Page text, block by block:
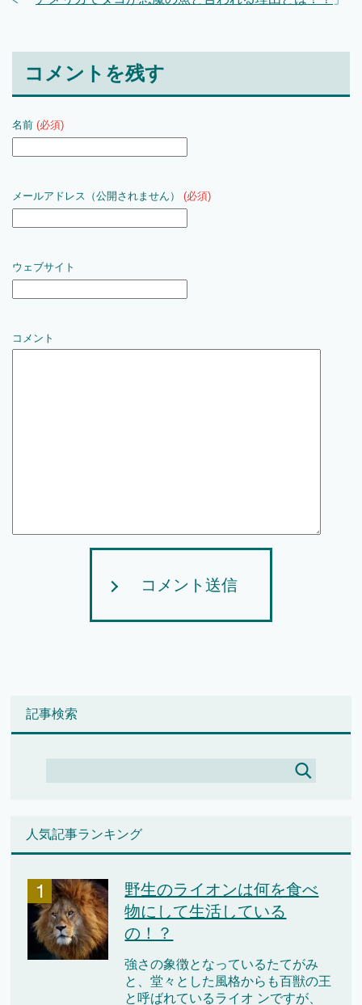
コメントを残す
名前 (必須)
メールアドレス（公開されません） (必須)
ウェブサイト
コメント
コメント送信
記事検索
人気記事ランキング
野生のライオンは何を食べ
物にして生活している
の！？
強さの象徴となっているたてがみ
と、堂々とした風格からも百獣の王
と呼ばれているライオ ンですが、